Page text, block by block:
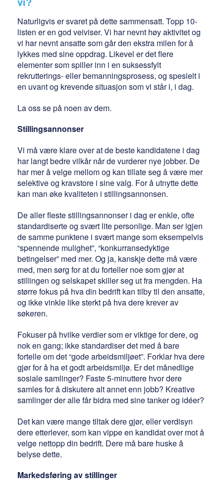
Naturligvis er svaret på dette sammensatt. Topp 10-
listen er en god veiviser. Vi har nevnt høy aktivitet og
vi har nevnt ansatte som går den ekstra milen for å
lykkes med sine oppdrag. Likevel er det flere
elementer som spiller inn i en suksessfylt
rekrutterings- eller bemanningsprosess, og spesielt i
en uvant og krevende situasjon som vi står i, i dag.
La oss se på noen av dem.
Stillingsannonser
Vi må være klare over at de beste kandidatene i dag
har langt bedre vilkår når de vurderer nye jobber. De
har mer å velge mellom og kan tillate seg å være mer
selektive og kravstore i sine valg. For å utnytte dette
kan man øke kvaliteten i stillingsannonsen.
De aller fleste stillingsannonser i dag er enkle, ofte
standardiserte og svært lite personlige. Man ser igjen
de samme punktene i svært mange som eksempelvis
“spennende mulighet”, “konkurransedyktige
betingelser” med mer. Og ja, kanskje dette må være
med, men sørg for at du forteller noe som gjør at
stillingen og selskapet skiller seg ut fra mengden. Ha
større fokus på hva din bedrift kan tilby til den ansatte,
og ikke vinkle like sterkt på hva dere krever av
søkeren.
Fokuser på hvilke verdier som er viktige for dere, og
nok en gang; ikke standardiser det med å bare
fortelle om det “gode arbeidsmiljøet”. Forklar hva dere
gjør for å ha et godt arbeidsmiljø. Er det månedlige
sosiale samlinger? Faste 5-minuttere hvor dere
samles for å diskutere alt annet enn jobb? Kreative
samlinger der alle får bidra med sine tanker og idéer?
Det kan være mange tiltak dere gjør, eller verdisyn
dere etterlever, som kan vippe en kandidat over mot å
velge nettopp din bedrift. Dere må bare huske å
belyse dette.
Markedsføring av stillinger